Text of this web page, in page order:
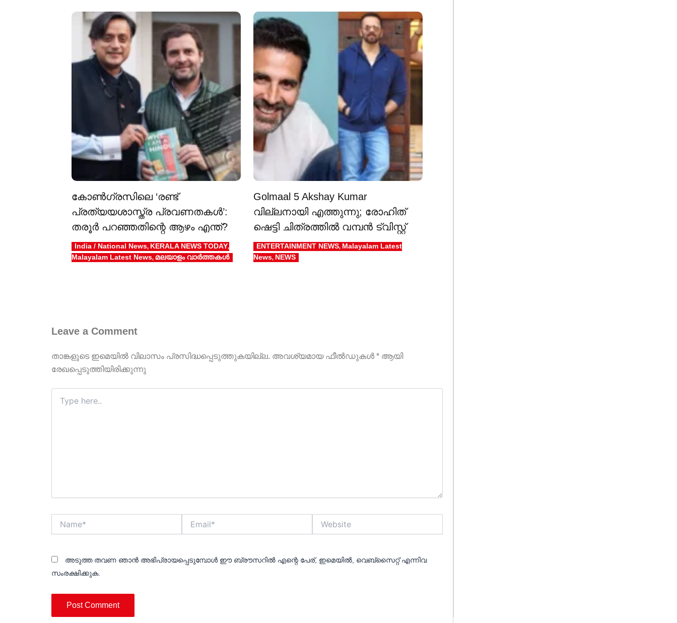
കോൺഗ്രസിലെ ‘രണ്ട്
പ്രത്യയശാസ്ത്ര പ്രവണതകൾ’:
തരൂർ പറഞ്ഞതിന്റെ ആഴം എന്ത്?
India / National News, KERALA NEWS TODAY,
Malayalam Latest News, മലയാളം വാർത്തകൾ
Golmaal 5 Akshay Kumar
വില്ലനായി എത്തുന്നു; രോഹിത്
ഷെട്ടി ചിത്രത്തിൽ വമ്പൻ ട്വിസ്റ്റ്
ENTERTAINMENT NEWS, Malayalam Latest
News, NEWS
Leave a Comment
താങ്കളുടെ ഇമെയില്‍ വിലാസം പ്രസിദ്ധപ്പെടുത്തുകയില്ല. അവശ്യമായ ഫീല്‍ഡുകള്‍ * ആയി
രേഖപ്പെടുത്തിയിരിക്കുന്നു
here..
അടുത്ത തവണ ഞാൻ അഭിപ്രായപ്പെടുമ്പോൾ ഈ ബ്രൗസറിൽ എന്റെ പേര്, ഇമെയിൽ, വെബ്സൈറ്റ് എന്നിവ
സംരക്ഷിക്കുക.